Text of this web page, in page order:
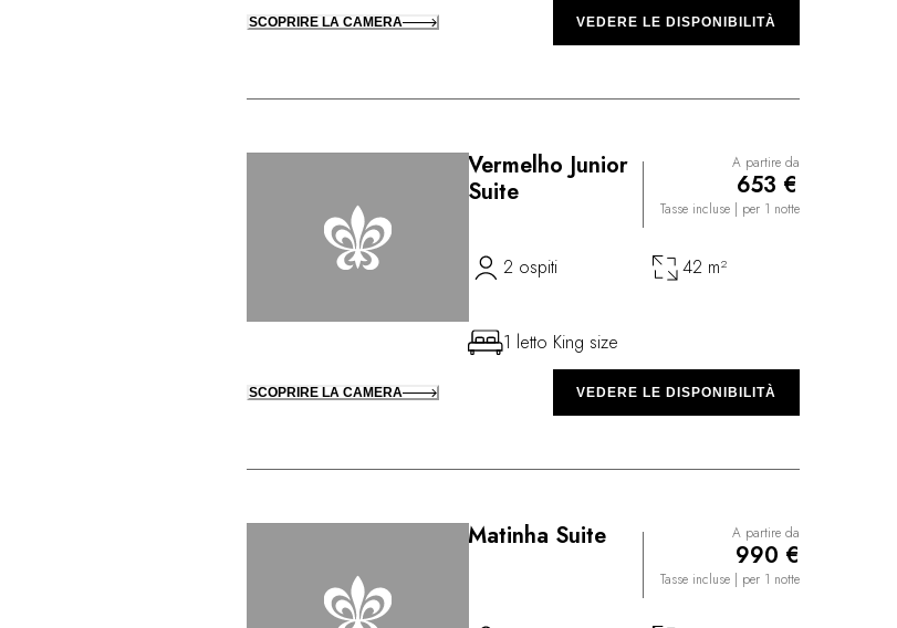
SCOPRIRE LA CAMERA VEDERE LE DISPONIBILITÀ
Vermelho Junior
Suite
A partire da
653 €
Tasse incluse | per 1 notte
2 ospiti 42 m²
1 letto King size
SCOPRIRE LA CAMERA VEDERE LE DISPONIBILITÀ
Matinha Suite A partire da
990 €
Tasse incluse | per 1 notte